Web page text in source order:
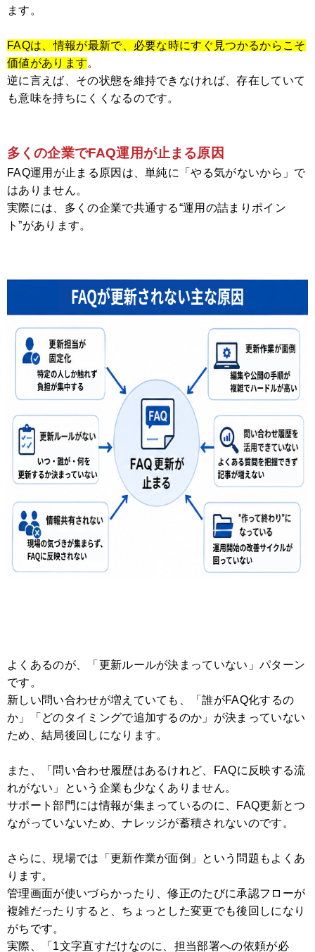
ます。
FAQは、情報が最新で、必要な時にすぐ見つかるからこそ
価値があります。
逆に言えば、その状態を維持できなければ、存在していて
も意味を持ちにくくなるのです。
多くの企業でFAQ運用が止まる原因
FAQ運用が止まる原因は、単純に「やる気がないから」で
はありません。
実際には、多くの企業で共通する“運用の詰まりポイン
ト”があります。
よくあるのが、「更新ルールが決まっていない」パターン
です。
新しい問い合わせが増えていても、「誰がFAQ化するの
か」「どのタイミングで追加するのか」が決まっていない
ため、結局後回しになります。
また、「問い合わせ履歴はあるけれど、FAQに反映する流
れがない」という企業も少なくありません。
サポート部門には情報が集まっているのに、FAQ更新とつ
ながっていないため、ナレッジが蓄積されないのです。
さらに、現場では「更新作業が面倒」という問題もよくあ
ります。
管理画面が使いづらかったり、修正のたびに承認フローが
複雑だったりすると、ちょっとした変更でも後回しになり
がちです。
実際、「1文字直すだけなのに、担当部署への依頼が必